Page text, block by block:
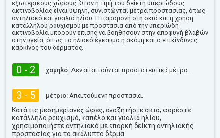
εξωτερικούς χώρους. Όταν η τιμή του δείκτη υπεριώδους
ακτινοβολίας είναι υψηλή, συνιστώνται μέτρα προστασίας, όπως
αντηλιακό και γυαλιά ηλίου. Η παραμονή στη σκιά και η χρήση
κατάλληλου ρουχισμού με προστασία από την υπεριώδη
ακτινοβολία μπορούν επίσης να βοηθήσουν στην αποφυγή βλαβών
στην υγεία, όπως το ηλιακό έγκαυμα ή ακόμη και ο επικίνδυνος
καρκίνος του δέρματος.
0 - 2 χαμηλό: Δεν απαιτούνται προστατευτικά μέτρα.
3 - 5 μέτριο: Απαιτούμενη προστασία.
Κατά τις μεσημεριανές ώρες, αναζητήστε σκιά, φορέστε
κατάλληλο ρουχισμό, καπέλο και γυαλιά ηλίου,
χρησιμοποιήστε αντηλιακό με επαρκή δείκτη αντηλιακής
προστασίας για το ακάλυπτο δέρμα.